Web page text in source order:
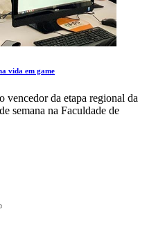
vida em game
vencedor da etapa regional da
semana na Faculdade de